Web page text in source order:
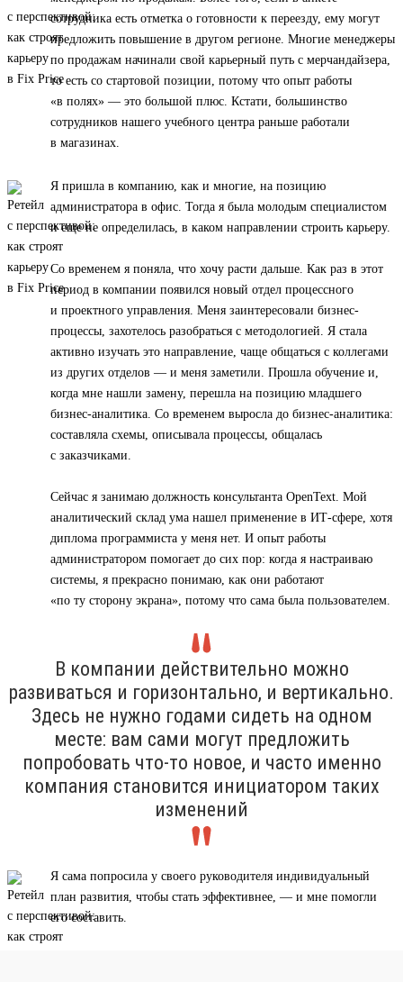
сотрудника есть отметка о готовности к переезду, ему могут
предложить повышение в другом регионе. Многие менеджеры
по продажам начинали свой карьерный путь с мерчандайзера,
то есть со стартовой позиции, потому что опыт работы
«в полях» — это большой плюс. Кстати, большинство
сотрудников нашего учебного центра раньше работали
в магазинах.
Я пришла в компанию, как и многие, на позицию
администратора в офис. Тогда я была молодым специалистом
и еще не определилась, в каком направлении строить карьеру.
Со временем я поняла, что хочу расти дальше. Как раз в этот
период в компании появился новый отдел процессного
и проектного управления. Меня заинтересовали бизнес-
процессы, захотелось разобраться с методологией. Я стала
активно изучать это направление, чаще общаться с коллегами
из других отделов — и меня заметили. Прошла обучение и,
когда мне нашли замену, перешла на позицию младшего
бизнес-аналитика. Со временем выросла до бизнес-аналитика:
составляла схемы, описывала процессы, общалась
с заказчиками.
Сейчас я занимаю должность консультанта OpenText. Мой
аналитический склад ума нашел применение в ИТ-сфере, хотя
диплома программиста у меня нет. И опыт работы
администратором помогает до сих пор: когда я настраиваю
системы, я прекрасно понимаю, как они работают
«по ту сторону экрана», потому что сама была пользователем.
В компании действительно можно
развиваться и горизонтально, и вертикально.
Здесь не нужно годами сидеть на одном
месте: вам сами могут предложить
попробовать что-то новое, и часто именно
компания становится инициатором таких
изменений
Я сама попросила у своего руководителя индивидуальный
план развития, чтобы стать эффективнее, — и мне помогли
его составить.